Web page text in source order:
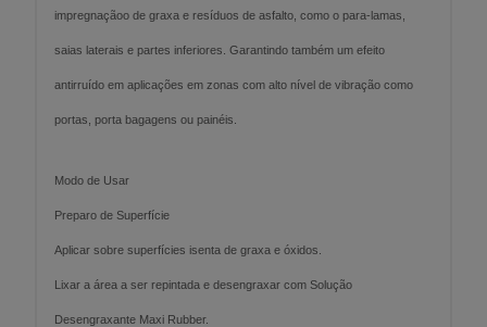
impregnaçãoo de graxa e resíduos de asfalto, como o para-lamas,
saias laterais e partes inferiores. Garantindo também um efeito
antirruído em aplicações em zonas com alto nível de vibração como
portas, porta bagagens ou painéis.
Modo de Usar
Preparo de Superfície
Aplicar sobre superfícies isenta de graxa e óxidos.
Lixar a área a ser repintada e desengraxar com Solução
Desengraxante Maxi Rubber.